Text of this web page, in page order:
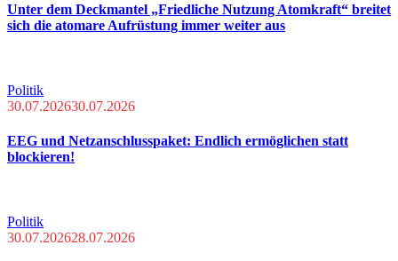
Unter dem Deckmantel „Friedliche Nutzung Atomkraft“ breitet
sich die atomare Aufrüstung immer weiter aus
Politik
30.07.202630.07.2026
EEG und Netzanschlusspaket: Endlich ermöglichen statt
blockieren!
Politik
30.07.202628.07.2026